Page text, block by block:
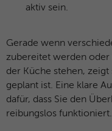
aktiv sein.
Gerade wenn
zubereitet werden
der Küche stehen,
geplant ist. Eine klare
dafür, dass Sie den
reibungslos funktioniert.